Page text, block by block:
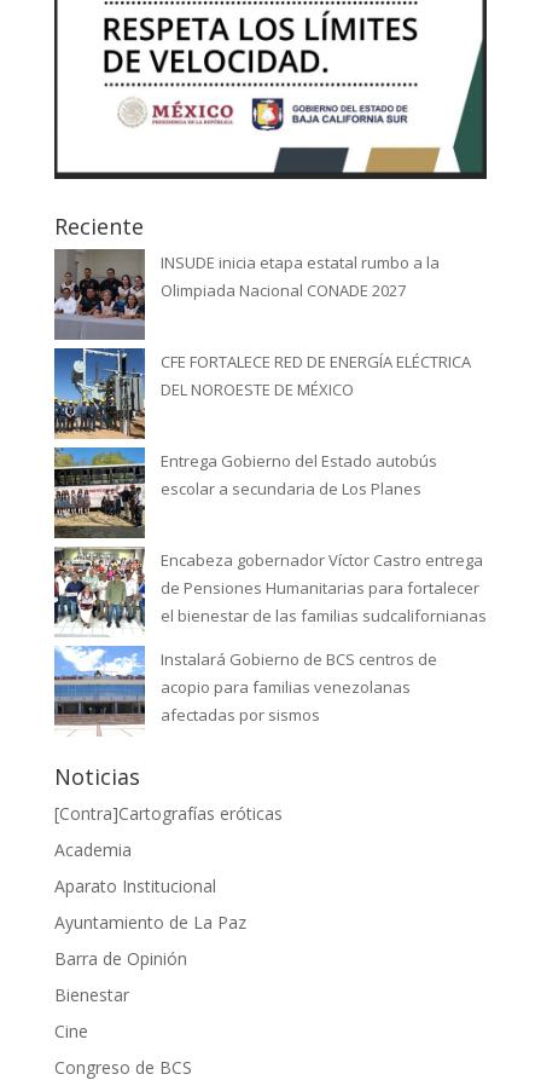
Reciente
INSUDE inicia etapa estatal rumbo a la
Olimpiada Nacional CONADE 2027
CFE FORTALECE RED DE ENERGÍA ELÉCTRICA
DEL NOROESTE DE MÉXICO
Entrega Gobierno del Estado autobús
escolar a secundaria de Los Planes
Encabeza gobernador Víctor Castro entrega
de Pensiones Humanitarias para fortalecer
el bienestar de las familias sudcalifornianas
Instalará Gobierno de BCS centros de
acopio para familias venezolanas
afectadas por sismos
Noticias
[Contra]Cartografías eróticas
Academia
Aparato Institucional
Ayuntamiento de La Paz
Barra de Opinión
Bienestar
Cine
Congreso de BCS